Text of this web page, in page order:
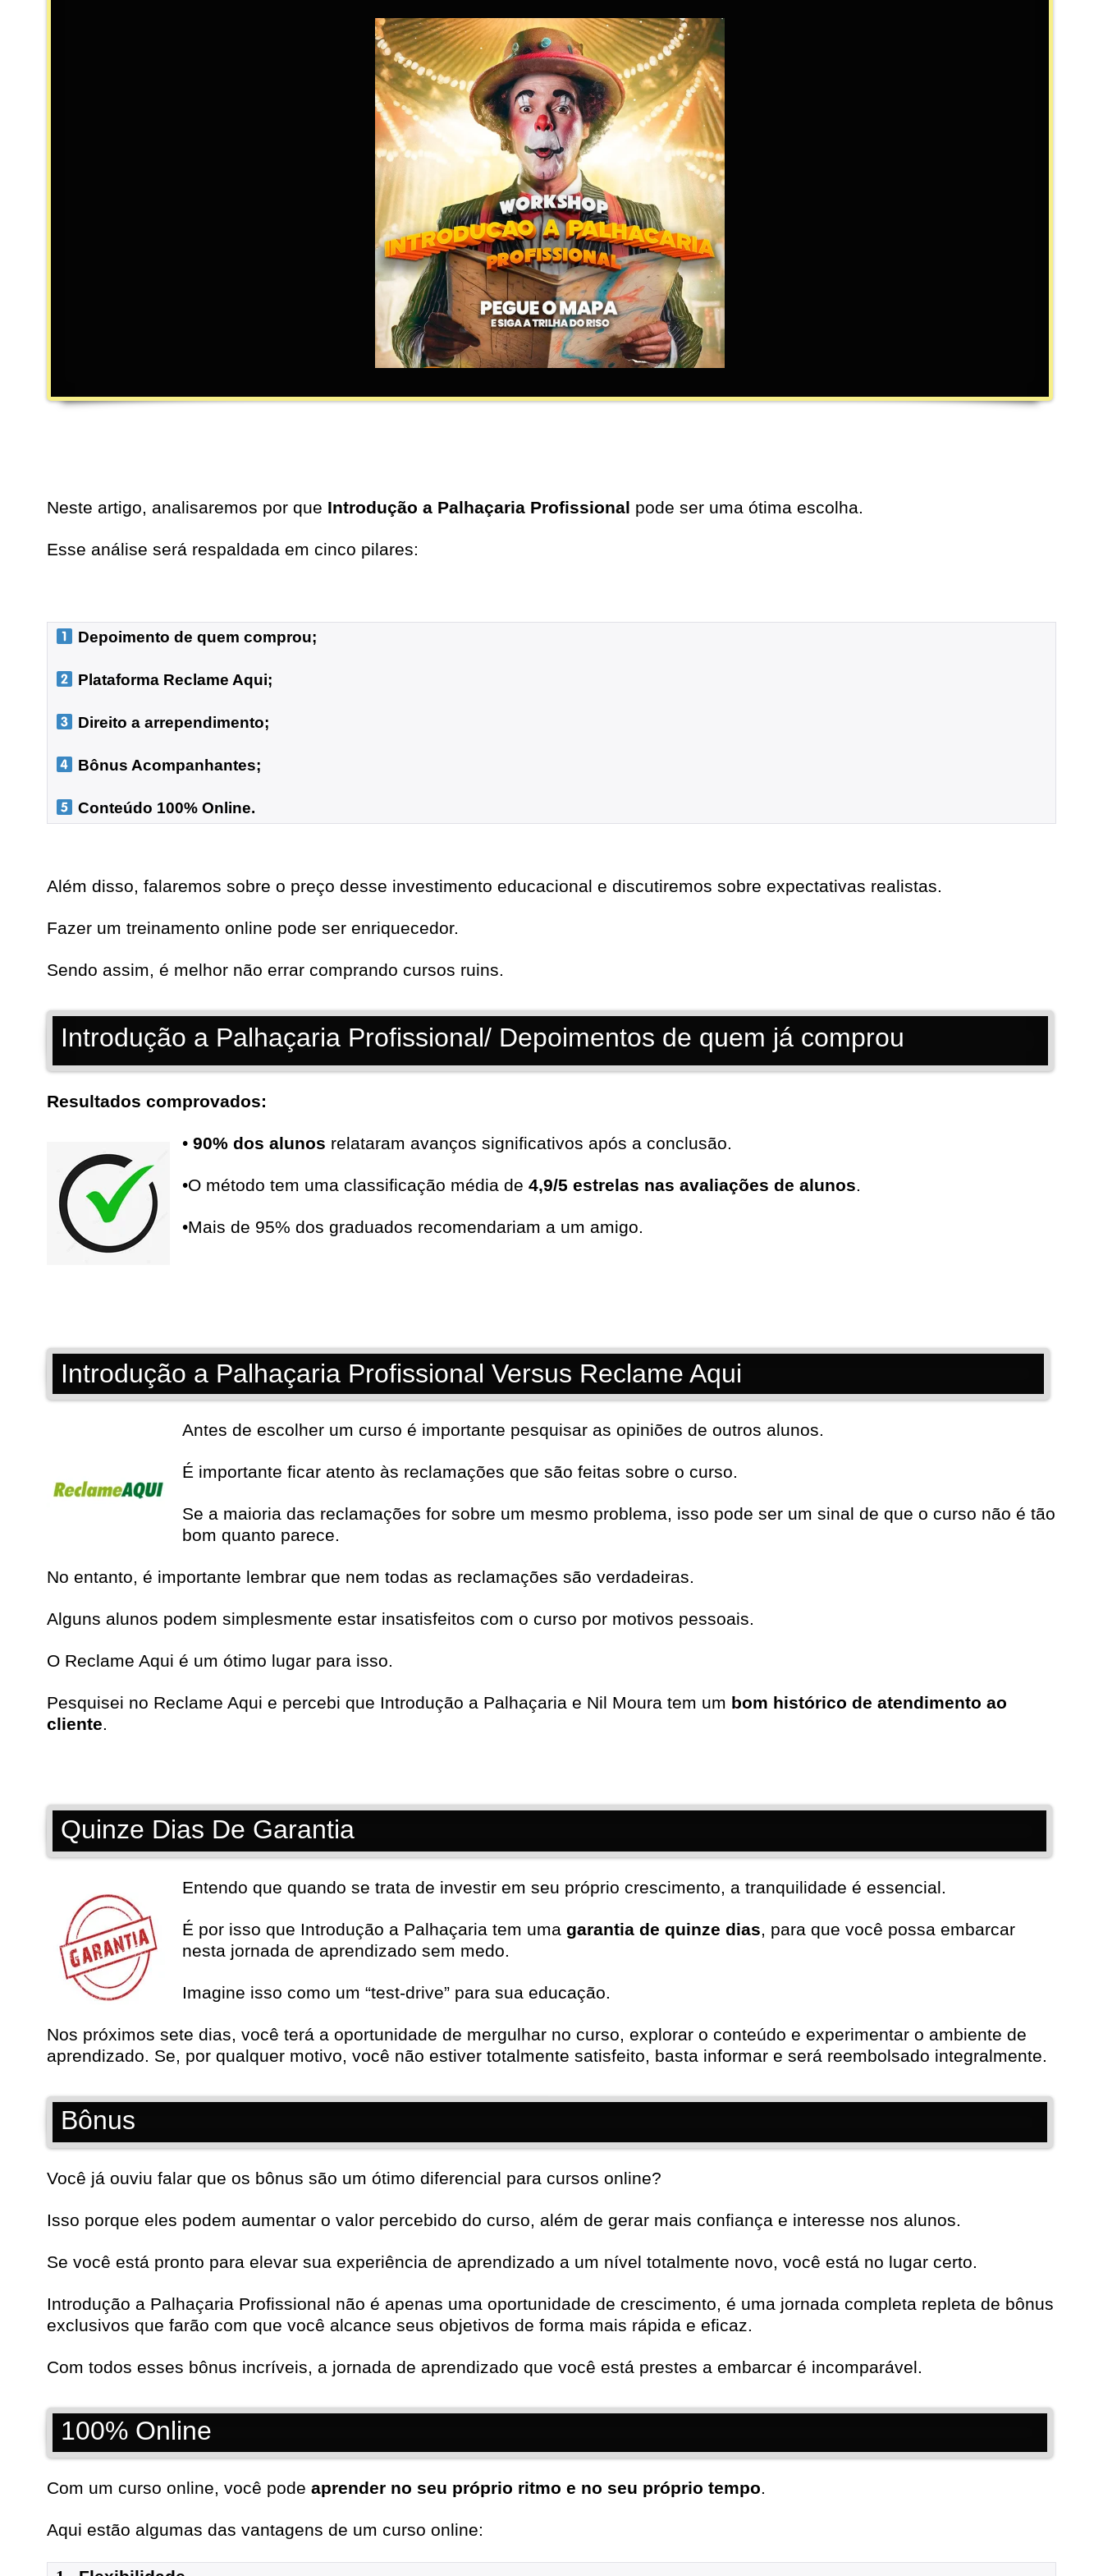
Neste artigo, analisaremos por que Introdução a Palhaçaria Profissional pode ser uma ótima escolha.
Esse análise será respaldada em cinco pilares:
Depoimento de quem comprou;
Plataforma Reclame Aqui;
Direito a arrependimento;
Bônus Acompanhantes;
Conteúdo 100% Online.
Além disso, falaremos sobre o preço desse investimento educacional e discutiremos sobre expectativas realistas.
Fazer um treinamento online pode ser enriquecedor.
Sendo assim, é melhor não errar comprando cursos ruins.
Introdução a Palhaçaria Profissional/ Depoimentos de quem já comprou
Resultados comprovados:
• 90% dos alunos relataram avanços significativos após a conclusão.
•O método tem uma classificação média de 4,9/5 estrelas nas avaliações de alunos.
•Mais de 95% dos graduados recomendariam a um amigo.
Introdução a Palhaçaria Profissional Versus Reclame Aqui
Antes de escolher um curso é importante pesquisar as opiniões de outros alunos.
É importante ficar atento às reclamações que são feitas sobre o curso.
Se a maioria das reclamações for sobre um mesmo problema, isso pode ser um sinal de que o curso não é tão
bom quanto parece.
No entanto, é importante lembrar que nem todas as reclamações são verdadeiras.
Alguns alunos podem simplesmente estar insatisfeitos com o curso por motivos pessoais.
O Reclame Aqui é um ótimo lugar para isso.
Pesquisei no Reclame Aqui e percebi que Introdução a Palhaçaria e Nil Moura tem um bom histórico de atendimento ao
cliente.
Quinze Dias De Garantia
Entendo que quando se trata de investir em seu próprio crescimento, a tranquilidade é essencial.
É por isso que Introdução a Palhaçaria tem uma garantia de quinze dias, para que você possa embarcar
nesta jornada de aprendizado sem medo.
Imagine isso como um “test-drive” para sua educação.
Nos próximos sete dias, você terá a oportunidade de mergulhar no curso, explorar o conteúdo e experimentar o ambiente de
aprendizado. Se, por qualquer motivo, você não estiver totalmente satisfeito, basta informar e será reembolsado integralmente.
Bônus
Você já ouviu falar que os bônus são um ótimo diferencial para cursos online?
Isso porque eles podem aumentar o valor percebido do curso, além de gerar mais confiança e interesse nos alunos.
Se você está pronto para elevar sua experiência de aprendizado a um nível totalmente novo, você está no lugar certo.
Introdução a Palhaçaria Profissional não é apenas uma oportunidade de crescimento, é uma jornada completa repleta de bônus
exclusivos que farão com que você alcance seus objetivos de forma mais rápida e eficaz.
Com todos esses bônus incríveis, a jornada de aprendizado que você está prestes a embarcar é incomparável.
100% Online
Com um curso online, você pode aprender no seu próprio ritmo e no seu próprio tempo.
Aqui estão algumas das vantagens de um curso online: